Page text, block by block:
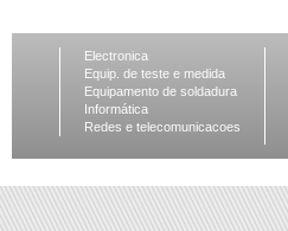
Electronica
Equip. de teste e medida
Equipamento de soldadura
Informática
Redes e telecomunicacoes